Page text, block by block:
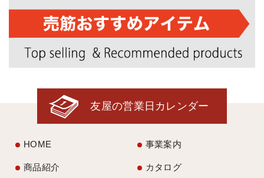
友屋の営業日カレンダー
HOME 事業案内
商品紹介 カタログ